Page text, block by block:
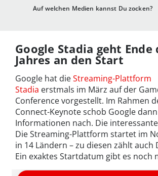
Auf welchen Medien kannst Du zocken?
Google Stadia geht Ende
Jahres an den Start
Google hat dieStreaming-Plattform
Stadia erstmals im März auf der
Conference vorgestellt. Im Rahmen
Connect-Keynote schob Google
Informationen nach. Die
Die Streaming-Plattform startet im
in 14 Ländern – zu diesen zählt auch
Ein exaktes Startdatum gibt es noch